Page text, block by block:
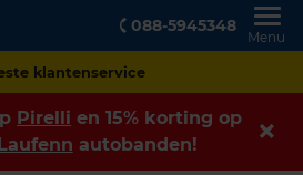
088-5945348
Menu
Achteraf betalen
Pirelli en 15% korting op
Laufenn autobanden!